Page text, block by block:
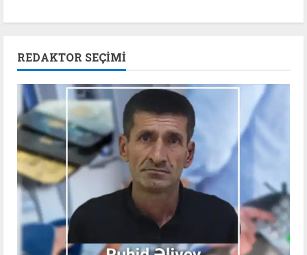
REDAKTOR SEÇIMI